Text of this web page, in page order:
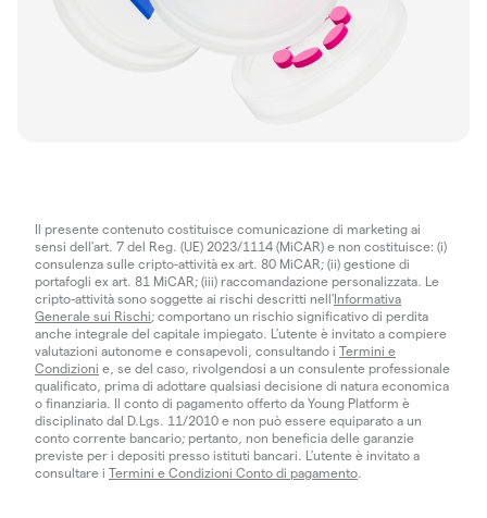
Il presente contenuto costituisce comunicazione di marketing ai
sensi dell'art. 7 del Reg. (UE) 2023/1114 (MiCAR) e non costituisce: (i)
consulenza sulle cripto-attività ex art. 80 MiCAR; (ii) gestione di
portafogli ex art. 81 MiCAR; (iii) raccomandazione personalizzata. Le
cripto-attività sono soggette ai rischi descritti nell'Informativa
Generale sui Rischi; comportano un rischio significativo di perdita
anche integrale del capitale impiegato. L’utente è invitato a compiere
valutazioni autonome e consapevoli, consultando i Termini e
Condizioni e, se del caso, rivolgendosi a un consulente professionale
qualificato, prima di adottare qualsiasi decisione di natura economica
o finanziaria. Il conto di pagamento offerto da Young Platform è
disciplinato dal D.Lgs. 11/2010 e non può essere equiparato a un
conto corrente bancario; pertanto, non beneficia delle garanzie
previste per i depositi presso istituti bancari. L’utente è invitato a
consultare i Termini e Condizioni Conto di pagamento.